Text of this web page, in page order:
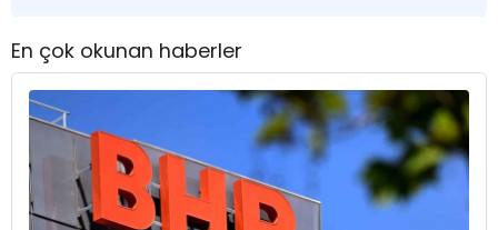
En çok okunan haberler